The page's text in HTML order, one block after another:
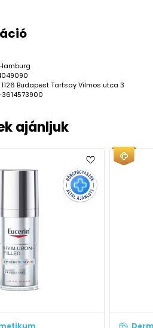
Budapest Tartsay Vilmos utca 3
ajánljuk